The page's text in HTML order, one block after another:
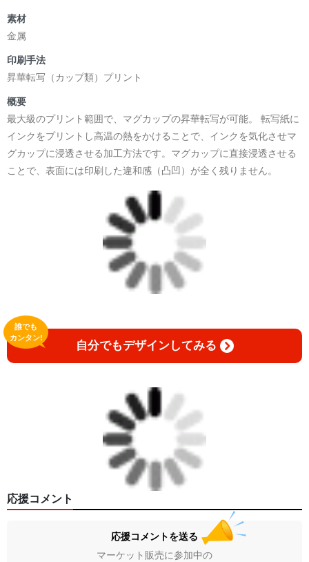
素材
金属
印刷手法
昇華転写（カップ類）プリント
概要
最大級のプリント範囲で、マグカップの昇華転写が可能。 転写紙に
インクをプリントし高温の熱をかけることで、インクを気化させマ
グカップに浸透させる加工方法です。マグカップに直接浸透させる
ことで、表面には印刷した違和感（凸凹）が全く残りません。
自分でもデザインしてみる
誰でも
カンタン!
応援コメント
応援コメントを送る
マーケット販売に参加中の